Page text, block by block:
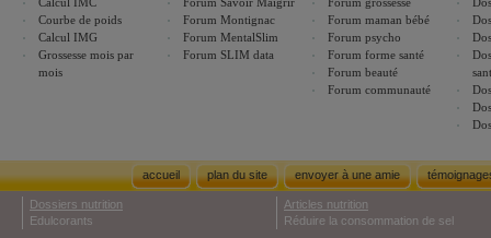
Courbe de poids
Calcul IMG
Grossesse mois par
mois
Forum Montignac
Forum MentalSlim
Forum SLIM data
Forum maman bébé
Forum psycho
Forum forme santé
Forum beauté
Forum communauté
accueil plan du site envoyer à une amie
Dossiers nutrition
Edulcorants
Articles nutrition
Réduire la consommation de sel